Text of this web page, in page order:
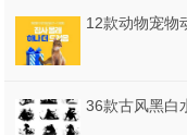
12款动物宠物